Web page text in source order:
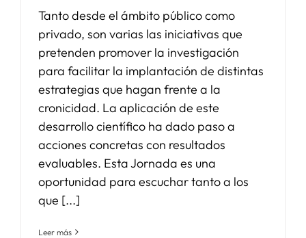
Tanto desde el ámbito público como
privado, son varias las iniciativas que
pretenden promover la investigación
para facilitar la implantación de distintas
estrategias que hagan frente a la
cronicidad. La aplicación de este
desarrollo científico ha dado paso a
acciones concretas con resultados
evaluables. Esta Jornada es una
oportunidad para escuchar tanto a los
que [...]
Leer más